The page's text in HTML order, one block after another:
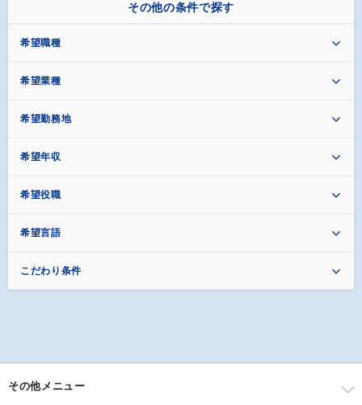
その他の条件で探す
希望職種
希望業種
希望勤務地
希望年収
希望役職
希望言語
こだわり条件
その他メニュー